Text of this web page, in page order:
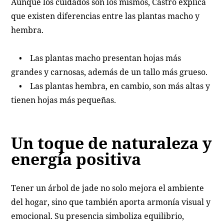
que existen diferencias entre las plantas macho y
hembra.
• Las plantas macho presentan hojas más
grandes y carnosas, además de un tallo más grueso.
• Las plantas hembra, en cambio, son más altas y
tienen hojas más pequeñas.
Un toque de naturaleza y
energía positiva
Tener un árbol de jade no solo mejora el ambiente
del hogar, sino que también aporta armonía visual y
emocional. Su presencia simboliza equilibrio,